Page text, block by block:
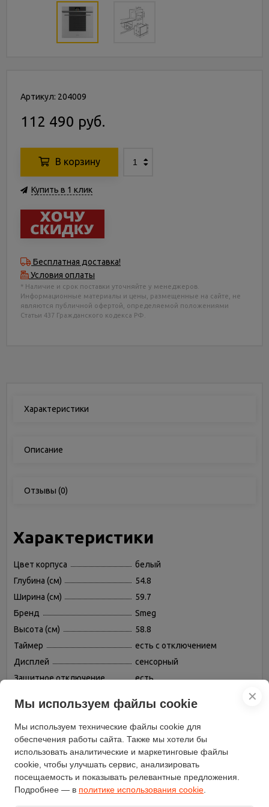
Артикул: 204009
112 490 руб.
В корзину
Купить в 1 клик
Бесплатная доставка!
Условия оплаты
* Наличие и срок поставки уточняйте у менеджеров.
Информационные материалы и цены, размещенные на сайте, не
являются публичной офертой, определяемой положениями
Статьи 437 Гражданского кодекса РФ.
Характеристики
Описание
Отзывы (0)
Характеристики
Цвет корпуса
белый
Глубина (см)
54.8
Ширина (см)
59.7
Бренд
Smeg
Высота (см)
58.8
Таймер
есть с отключением
Дисплей
сенсорный
Защитное отключение
есть
Гриль
есть, электрический
Часы
электронные
Объём (л)
70
Размораживание
есть
Вертел
нет
✕
Мы используем файлы cookie
Мы используем технические файлы cookie для
обеспечения работы сайта. Также мы хотели бы
использовать аналитические и маркетинговые файлы
cookie, чтобы улучшать сервис, анализировать
посещаемость и показывать релевантные предложения.
Подробнее — в политике использования cookie